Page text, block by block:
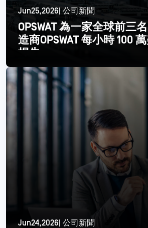
Jun25,2026| 公司新聞
OPSWAT 為一家全球前三
造商OPSWAT 每小時 100
損失
閱讀更多
Jun24,2026| 公司新聞